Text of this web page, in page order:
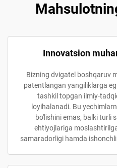
Innovatsion
Bizning dvigatel boshqaruv
patentlangan yangiliklarga
tashkil topgan ilmiy-
loyihalanadi. Bu
bo'lishini emas, balki turli
ehtiyojlariga
samaradorligi hamda